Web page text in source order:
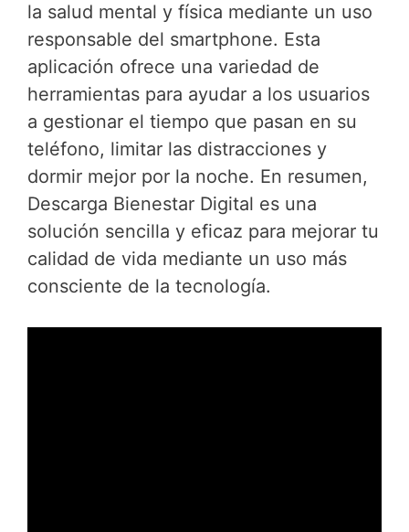
la salud mental y física mediante un uso
responsable del smartphone. Esta
aplicación ofrece una variedad de
herramientas para ayudar a los usuarios
a gestionar el tiempo que pasan en su
teléfono, limitar las distracciones y
dormir mejor por la noche. En resumen,
Descarga Bienestar Digital es una
solución sencilla y eficaz para mejorar tu
calidad de vida mediante un uso más
consciente de la tecnología.